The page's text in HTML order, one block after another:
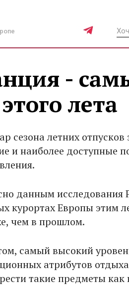
-
лета
сезона летних
и наиболее доступные
данным исследования
курортах Европы этим
чем в прошлом.
самый высокий
атрибутов
такие предметы